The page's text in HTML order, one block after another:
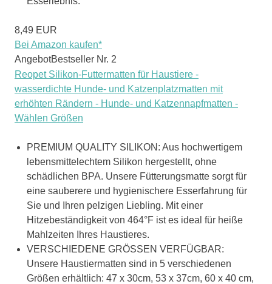
8,49 EUR
Bei Amazon kaufen*
AngebotBestseller Nr. 2
Reopet Silikon-Futtermatten für Haustiere -
wasserdichte Hunde- und Katzenplatzmatten mit
erhöhten Rändern - Hunde- und Katzennapfmatten -
Wählen Größen
PREMIUM QUALITY SILIKON: Aus hochwertigem
lebensmittelechtem Silikon hergestellt, ohne
schädlichen BPA. Unsere Fütterungsmatte sorgt für
eine sauberere und hygienischere Esserfahrung für
Sie und Ihren pelzigen Liebling. Mit einer
Hitzebeständigkeit von 464°F ist es ideal für heiße
Mahlzeiten Ihres Haustieres.
VERSCHIEDENE GRÖSSEN VERFÜGBAR:
Unsere Haustiermatten sind in 5 verschiedenen
Größen erhältlich: 47 x 30cm, 53 x 37cm, 60 x 40 cm,